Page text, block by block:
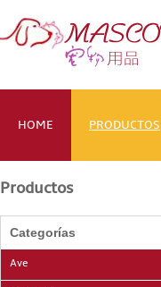
HOME PRODUCTOS
Productos
Categorías
Ave